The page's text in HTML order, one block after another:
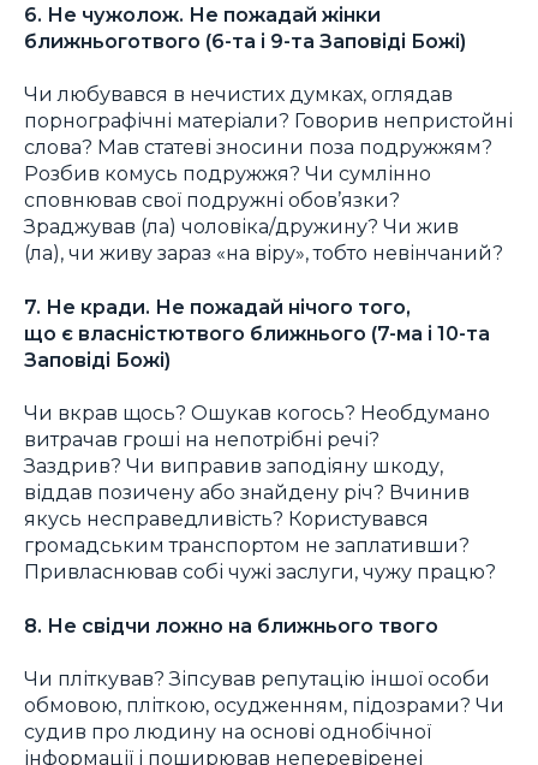
6. Не чужолож. Не пожадай жінки
ближньоготвого (6-та і 9-та Заповіді Божі)
Чи любувався в нечистих думках, оглядав
порнографічні матеріали? Говорив непристойні
слова? Мав статеві зносини поза подружжям?
Розбив комусь подружжя? Чи сумлінно
сповнював свої подружні обов’язки?
Зраджував (ла) чоловіка/дружину? Чи жив
(ла), чи живу зараз «на віру», тобто невінчаний?
7. Не кради. He пожадай нічого того,
що є власністютвого ближнього (7-ма і 10-та
Заповіді Божі)
Чи вкрав щось? Ошукав когось? Необдумано
витрачав гроші на непотрібні речі?
Заздрив? Чи виправив заподіяну шкоду,
віддав позичену або знайдену річ? Вчинив
якусь несправедливість? Користувався
громадським транспортом не заплативши?
Привласнював собі чужі заслуги, чужу працю?
8. Не свідчи ложно на ближнього твого
Чи пліткував? Зіпсував репутацію іншої особи
обмовою, пліткою, осудженням, підозрами? Чи
судив про людину на основі однобічної
інформації і поширював неперевіренеі